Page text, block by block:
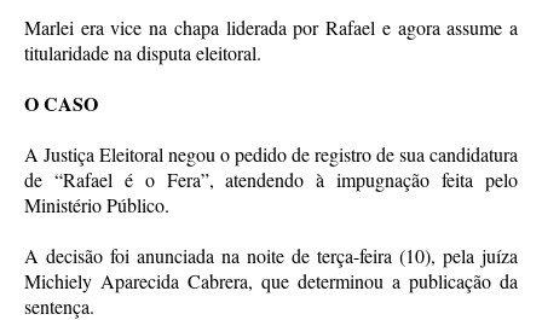
Marlei era vice na chapa liderada por Rafael e agora assume a
titularidade na disputa eleitoral.
O CASO
A Justiça Eleitoral negou o pedido de registro de sua candidatura
de “Rafael é o Fera”, atendendo à impugnação feita pelo
Ministério Público.
A decisão foi anunciada na noite de terça-feira (10), pela juíza
Michiely Aparecida Cabrera, que determinou a publicação da
sentença.